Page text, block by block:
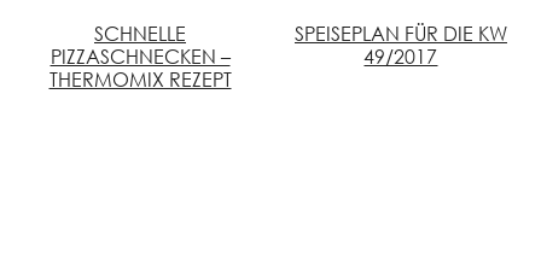
SCHNELLE
PIZZASCHNECKEN –
THERMOMIX REZEPT
SPEISEPLAN FÜR DIE KW
49/2017